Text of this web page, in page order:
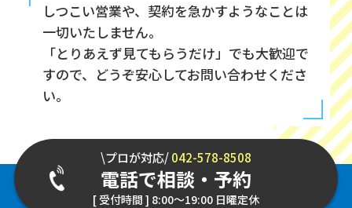
しつこい営業や、契約を急かすようなことは
一切いたしません。
「とりあえず見てもらうだけ」でも大歓迎で
すので、どうぞ安心してお問い合わせくださ
い。
\プロが対応/042-578-8508
電話で相談・予約
[ 受付時間 ] 8:00～19:00 日曜定休